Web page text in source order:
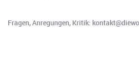
Fragen, Anregungen, Kritik: